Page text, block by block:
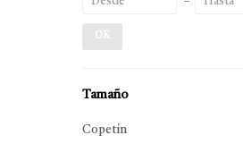
OK
Tamaño
Copetín